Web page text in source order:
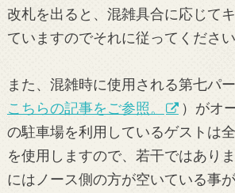
改札を出ると、混雑具合に応じて
ていますのでそれに従ってください
また、混雑時に使用される第七パ
こちらの記事をご参照。
）がオ
の駐車場を利用しているゲストは
を使用しますので、若干ではあり
にはノース側の方が空いている事